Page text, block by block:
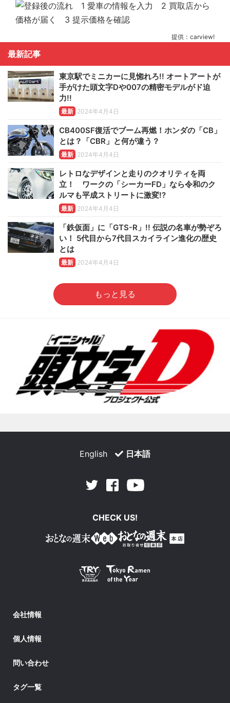
提供：carview!
最新記事
東京駅でミニカーに見惚れろ!! オートアートが
手がけた頭文字Dや007の精密モデルがド迫
力!!
最新 2024年4月4日
CB400SF復活でブーム再燃！ホンダの「CB」
とは？「CBR」と何が違う？
最新 2024年4月4日
レトロなデザインと走りのクオリティを両
立！ ワークの「シーカーFD」なら令和のク
ルマも平成ストリートに激変!?
最新 2024年4月4日
「鉄仮面」に「GTS-R」!! 伝説の名車が勢ぞろ
い！ 5代目から7代目スカイライン進化の歴史
とは
最新 2024年4月4日
もっと見る
English 日本語
Twitter Facebook
CHECK US!
会社情報
個人情報
問い合わせ
タグ一覧